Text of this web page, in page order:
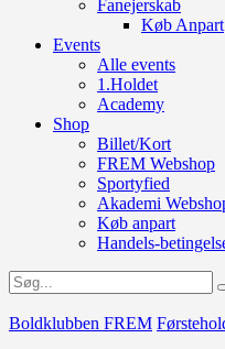
Fanejerskab
Køb Anpart
Events
Alle events
1.Holdet
Academy
Shop
Billet/Kort
FREM Webshop
Sportyfied
Akademi
Køb anpart
Handels-
Boldklubben FREM